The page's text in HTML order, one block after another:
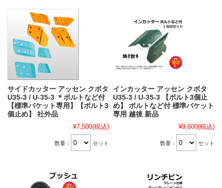
サイドカッター アッセン クボタ
U35-3 / U-35-3 ＊ボルトなど付
【標準バケット専用】【ボルト3
個止め】 社外品
¥7,500(税込)
数量： セット
インカッター アッセン クボタ
U35-3 / U-35-3 【ボルト3個止
め】 ボルトなど付 標準バケット
専用 越後 新品
¥9,600(税込)
数量： セット